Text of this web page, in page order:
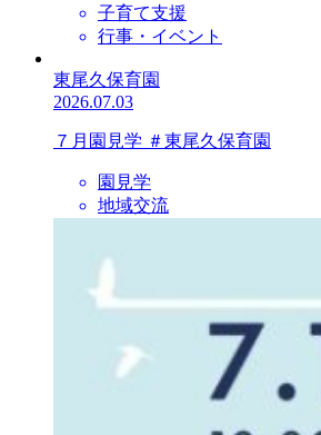
子育て支援
行事・イベント
東尾久保育園
2026.07.03
７月園見学 ＃東尾久保育園
園見学
地域交流